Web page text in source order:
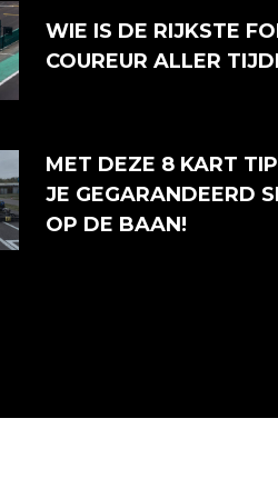
WIE IS DE RIJKSTE
COUREUR ALLER
MET DEZE 8 KART
JE GEGARANDEERD
OP DE BAAN!